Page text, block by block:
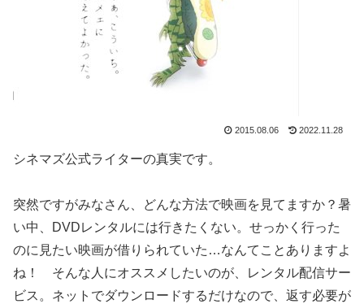
2015.08.06 2022.11.28
シネマズ公式ライターの真実です。
突然ですがみなさん、どんな方法で映画を見てますか？暑
い中、DVDレンタルには行きたくない。せっかく行った
のに見たい映画が借りられていた…なんてことありますよ
ね！ そんな人にオススメしたいのが、レンタル配信サー
ビス。ネットでダウンロードするだけなので、返す必要が